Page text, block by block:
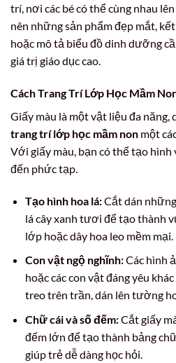
trí, nơi các bé có thể cùng nhau
nên những sản phẩm đẹp mắt,
hoặc mô tả biểu đồ dinh dưỡng
giá trị giáo dục cao.
Cách Trang Trí Lớp Học Mầm
Giấy màu là một vật liệu đa
trang trí lớp học mầm non một
Với giấy màu, bạn có thể tạo
đến phức tạp.
Tạo hình hoa lá:Cắt dán những
lá cây xanh tươi để tạo thành
lớp hoặc dây hoa leo mềm mại.
Con vật ngộ nghĩnh:Các hình
hoặc các con vật đáng yêu
treo trên trần, dán lên tường
Chữ cái và số đếm:Cắt giấy
đếm lớn để tạo thành bảng
giúp trẻ dễ dàng học hỏi.